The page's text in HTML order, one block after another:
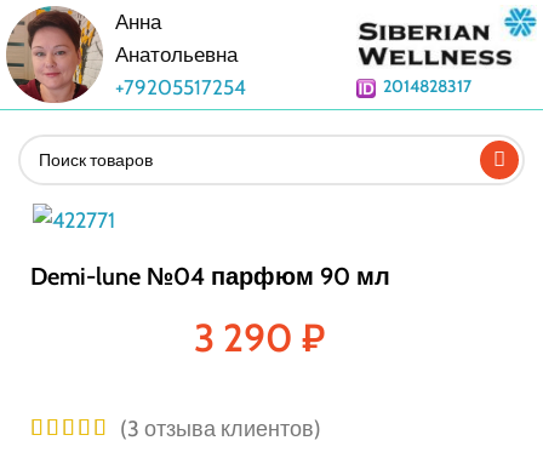
Анна
Анатольевна
+79205517254
2014828317
Demi-lune №04 парфюм 90 мл
3 290 ₽
(3 отзыва клиентов)